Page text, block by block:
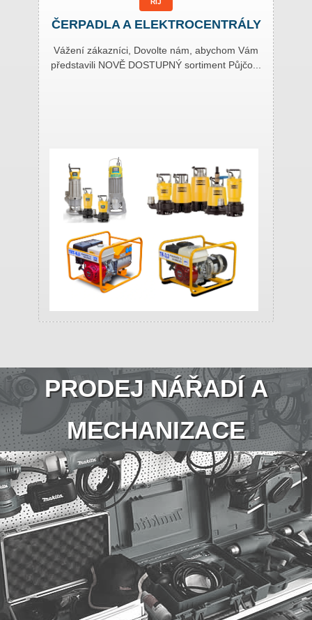
ČERPADLA A ELEKTROCENTRÁLY
Vážení zákazníci, Dovolte nám, abychom Vám
představili NOVĚ DOSTUPNÝ sortiment Půjčo...
PRODEJ NÁŘADÍ A
MECHANIZACE